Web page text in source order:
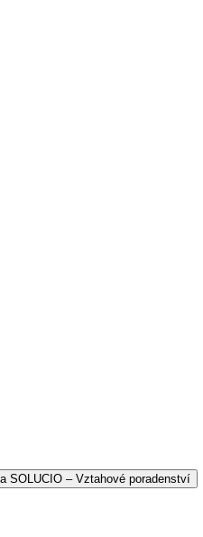
SOLUCIO – Vztahové poradenství